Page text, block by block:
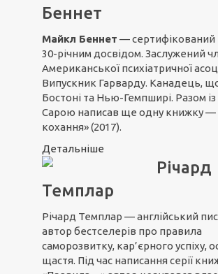
Беннет
Майкл Беннет — сертифікований
30-річним досвідом. Заслужений
Американської психіатричної
Випускник Гарварду. Канадець,
Бостоні та Нью-Гемпширі. Разом
Сарою написав ще одну книжку —
кохання» (2017).
Детальніше
Річард
Темплар
Річард Темплар — англійський
автор бестселерів про правила
саморозвитку, кар’єрного успіху,
щастя. Під час написання серії